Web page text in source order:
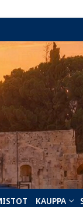
KAUPPA